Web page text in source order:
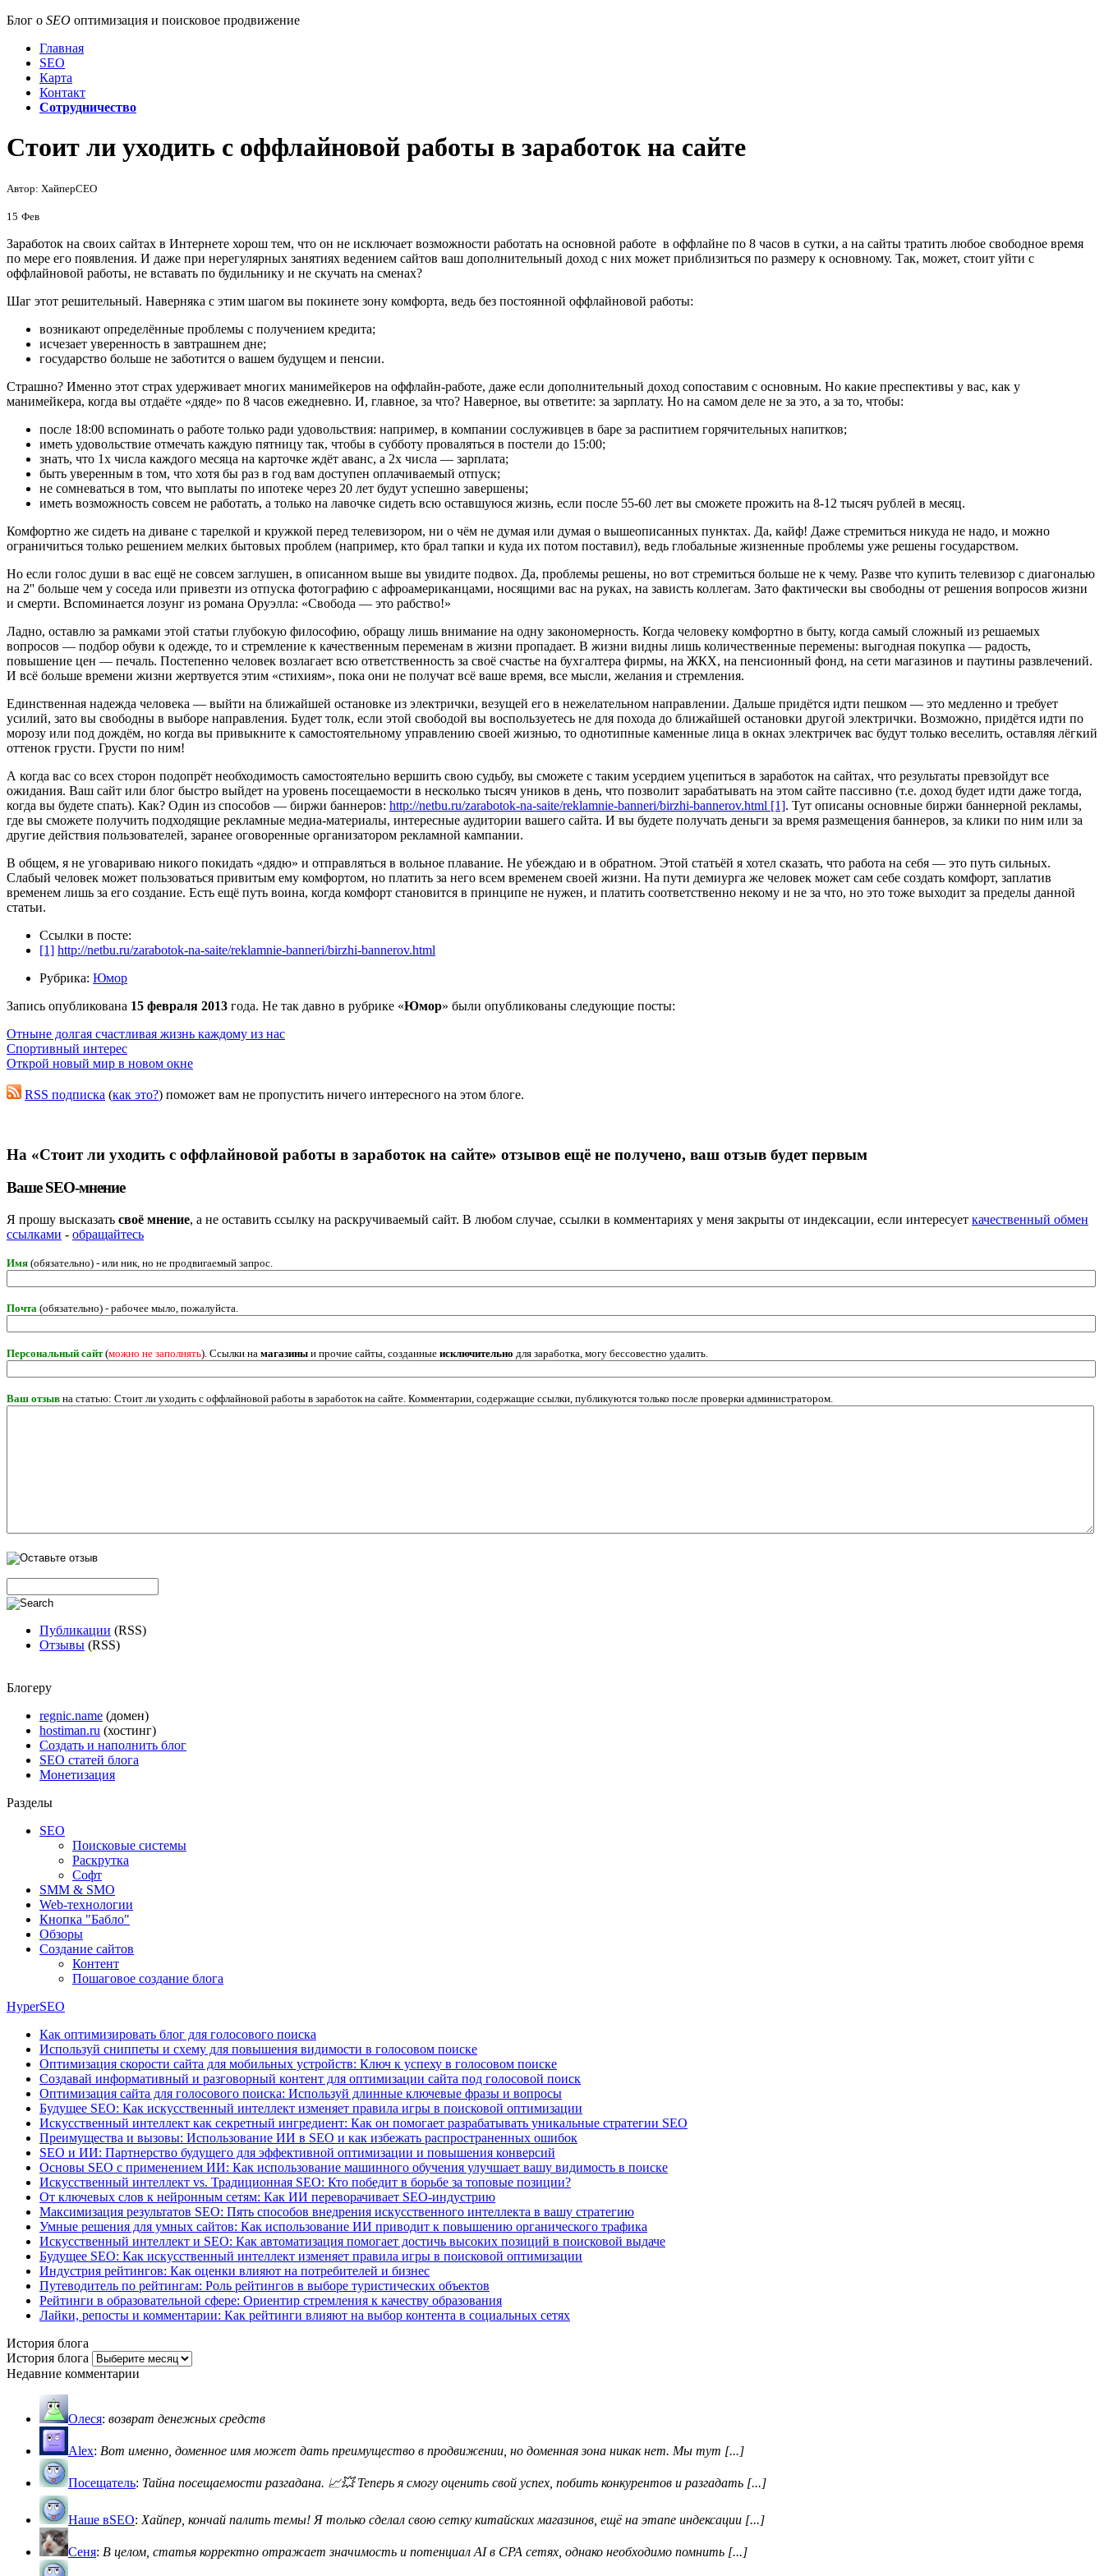
Блог о SEO оптимизация и поисковое продвижение
Главная
SEO
Карта
Контакт
Сотрудничество
Стоит ли уходить с оффлайновой работы в заработок на сайте
Автор: ХайперСЕО
15 Фев
Заработок на своих сайтах в Интернете хорош тем, что он не исключает возможности работать на основной работе в оффлайне по 8 часов в сутки, а на сайты тратить любое свободное время
по мере его появления. И даже при нерегулярных занятиях ведением сайтов ваш дополнительный доход с них может приблизиться по размеру к основному. Так, может, стоит уйти с
оффлайновой работы, не вставать по будильнику и не скучать на сменах?
Шаг этот решительный. Наверняка с этим шагом вы покинете зону комфорта, ведь без постоянной оффлайновой работы:
возникают определённые проблемы с получением кредита;
исчезает уверенность в завтрашнем дне;
государство больше не заботится о вашем будущем и пенсии.
Страшно? Именно этот страх удерживает многих манимейкеров на оффлайн-работе, даже если дополнительный доход сопоставим с основным. Но какие преспективы у вас, как у
манимейкера, когда вы отдаёте «дяде» по 8 часов ежедневно. И, главное, за что? Наверное, вы ответите: за зарплату. Но на самом деле не за это, а за то, чтобы:
после 18:00 вспоминать о работе только ради удовольствия: например, в компании сослуживцев в баре за распитием горячительных напитков;
иметь удовольствие отмечать каждую пятницу так, чтобы в субботу проваляться в постели до 15:00;
знать, что 1х числа каждого месяца на карточке ждёт аванс, а 2х числа — зарплата;
быть уверенным в том, что хотя бы раз в год вам доступен оплачиваемый отпуск;
не сомневаться в том, что выплаты по ипотеке через 20 лет будут успешно завершены;
иметь возможность совсем не работать, а только на лавочке сидеть всю оставшуюся жизнь, если после 55-60 лет вы сможете прожить на 8-12 тысяч рублей в месяц.
Комфортно же сидеть на диване с тарелкой и кружкой перед телевизором, ни о чём не думая или думая о вышеописанных пунктах. Да, кайф! Даже стремиться никуда не надо, и можно
ограничиться только решением мелких бытовых проблем (например, кто брал тапки и куда их потом поставил), ведь глобальные жизненные проблемы уже решены государством.
Но если голос души в вас ещё не совсем заглушен, в описанном выше вы увидите подвох. Да, проблемы решены, но вот стремиться больше не к чему. Разве что купить телевизор с диагональю
на 2'' больше чем у соседа или привезти из отпуска фотографию с афроамериканцами, носящими вас на руках, на зависть коллегам. Зато фактически вы свободны от решения вопросов жизни
и смерти. Вспоминается лозунг из романа Оруэлла: «Свобода — это рабство!»
Ладно, оставлю за рамками этой статьи глубокую философию, обращу лишь внимание на одну закономерность. Когда человеку комфортно в быту, когда самый сложный из решаемых
вопросов — подбор обуви к одежде, то и стремление к качественным переменам в жизни пропадает. В жизни видны лишь количественные перемены: выгодная покупка — радость,
повышение цен — печаль. Постепенно человек возлагает всю ответственность за своё счастье на бухгалтера фирмы, на ЖКХ, на пенсионный фонд, на сети магазинов и паутины развлечений.
И всё больше времени жизни жертвуется этим «стихиям», пока они не получат всё ваше время, все мысли, желания и стремления.
Единственная надежда человека — выйти на ближайшей остановке из электрички, везущей его в нежелательном направлении. Дальше придётся идти пешком — это медленно и требует
усилий, зато вы свободны в выборе направления. Будет толк, если этой свободой вы воспользуетесь не для похода до ближайшей остановки другой электрички. Возможно, придётся идти по
морозу или под дождём, но когда вы привыкните к самостоятельному управлению своей жизнью, то однотипные каменные лица в окнах электричек вас будут только веселить, оставляя лёгкий
оттенок грусти. Грусти по ним!
А когда вас со всех сторон подопрёт необходимость самостоятельно вершить свою судьбу, вы сможете с таким усердием уцепиться в заработок на сайтах, что результаты превзойдут все
ожидания. Ваш сайт или блог быстро выйдет на уровень посещаемости в несколько тысяч уников в день, что позволит зарабатывать на этом сайте пассивно (т.е. доход будет идти даже тогда,
когда вы будете спать). Как? Один из способов — биржи баннеров: http://netbu.ru/zarabotok-na-saite/reklamnie-banneri/birzhi-bannerov.html [1]. Тут описаны основные биржи баннерной рекламы,
где вы сможете получить подходящие рекламные медиа-материалы, интересные аудитории вашего сайта. И вы будете получать деньги за время размещения баннеров, за клики по ним или за
другие действия пользователей, заранее оговоренные организатором рекламной кампании.
В общем, я не уговариваю никого покидать «дядю» и отправляться в вольное плавание. Не убеждаю и в обратном. Этой статьёй я хотел сказать, что работа на себя — это путь сильных.
Слабый человек может пользоваться привитым ему комфортом, но платить за него всем временем своей жизни. На пути демиурга же человек может сам себе создать комфорт, заплатив
временем лишь за его создание. Есть ещё путь воина, когда комфорт становится в принципе не нужен, и платить соответственно некому и не за что, но это тоже выходит за пределы данной
статьи.
Ссылки в посте:
[1] http://netbu.ru/zarabotok-na-saite/reklamnie-banneri/birzhi-bannerov.html
Рубрика: Юмор
Запись опубликована 15 февраля 2013 года. Не так давно в рубрике «Юмор» были опубликованы следующие посты:
Отныне долгая счастливая жизнь каждому из нас
Спортивный интерес
Открой новый мир в новом окне
RSS подписка (как это?) поможет вам не пропустить ничего интересного на этом блоге.
На «Стоит ли уходить с оффлайновой работы в заработок на сайте» отзывов ещё не получено, ваш отзыв будет первым
Ваше SEO-мнение
Я прошу высказать своё мнение, а не оставить ссылку на раскручиваемый сайт. В любом случае, ссылки в комментариях у меня закрыты от индексации, если интересует качественный обмен
ссылками - обращайтесь
Имя (обязательно) - или ник, но не продвигаемый запрос.
Почта (обязательно) - рабочее мыло, пожалуйста.
Персональный сайт(можно не заполнять). Ссылки на магазины и прочие сайты, созданные исключительно для заработка, могу бессовестно удалить.
Ваш отзыв на статью: Стоит ли уходить с оффлайновой работы в заработок на сайте. Комментарии, содержащие ссылки, публикуются только после проверки администратором.
Публикации (RSS)
Отзывы (RSS)
Блогеру
regnic.name (домен)
hostiman.ru (хостинг)
Создать и наполнить блог
SEO статей блога
Монетизация
Разделы
SEO
Поисковые системы
Раскрутка
Софт
SMM & SMO
Web-технологии
Кнопка "Бабло"
Обзоры
Создание сайтов
Контент
Пошаговое создание блога
HyperSEO
Как оптимизировать блог для голосового поиска
Используй сниппеты и схему для повышения видимости в голосовом поиске
Оптимизация скорости сайта для мобильных устройств: Ключ к успеху в голосовом поиске
Создавай информативный и разговорный контент для оптимизации сайта под голосовой поиск
Оптимизация сайта для голосового поиска: Используй длинные ключевые фразы и вопросы
Будущее SEO: Как искусственный интеллект изменяет правила игры в поисковой оптимизации
Искусственный интеллект как секретный ингредиент: Как он помогает разрабатывать уникальные стратегии SEO
Преимущества и вызовы: Использование ИИ в SEO и как избежать распространенных ошибок
SEO и ИИ: Партнерство будущего для эффективной оптимизации и повышения конверсий
Основы SEO с применением ИИ: Как использование машинного обучения улучшает вашу видимость в поиске
Искусственный интеллект vs. Традиционная SEO: Кто победит в борьбе за топовые позиции?
От ключевых слов к нейронным сетям: Как ИИ переворачивает SEO-индустрию
Максимизация результатов SEO: Пять способов внедрения искусственного интеллекта в вашу стратегию
Умные решения для умных сайтов: Как использование ИИ приводит к повышению органического трафика
Искусственный интеллект и SEO: Как автоматизация помогает достичь высоких позиций в поисковой выдаче
Будущее SEO: Как искусственный интеллект изменяет правила игры в поисковой оптимизации
Индустрия рейтингов: Как оценки влияют на потребителей и бизнес
Путеводитель по рейтингам: Роль рейтингов в выборе туристических объектов
Рейтинги в образовательной сфере: Ориентир стремления к качеству образования
Лайки, репосты и комментарии: Как рейтинги влияют на выбор контента в социальных сетях
История блога
История блога
Недавние комментарии
Олеся: возврат денежных средств
Alex: Вот именно, доменное имя может дать преимущество в продвижении, но доменная зона никак нет. Мы тут [...]
Посещатель: Тайна посещаемости разгадана. 📈💥 Теперь я смогу оценить свой успех, побить конкурентов и разгадать [...]
Наше вSEO: Хайпер, кончай палить темы! Я только сделал свою сетку китайских магазинов, ещё на этапе индексации [...]
Сеня: В целом, статья корректно отражает значимость и потенциал AI в CPA сетях, однако необходимо помнить [...]